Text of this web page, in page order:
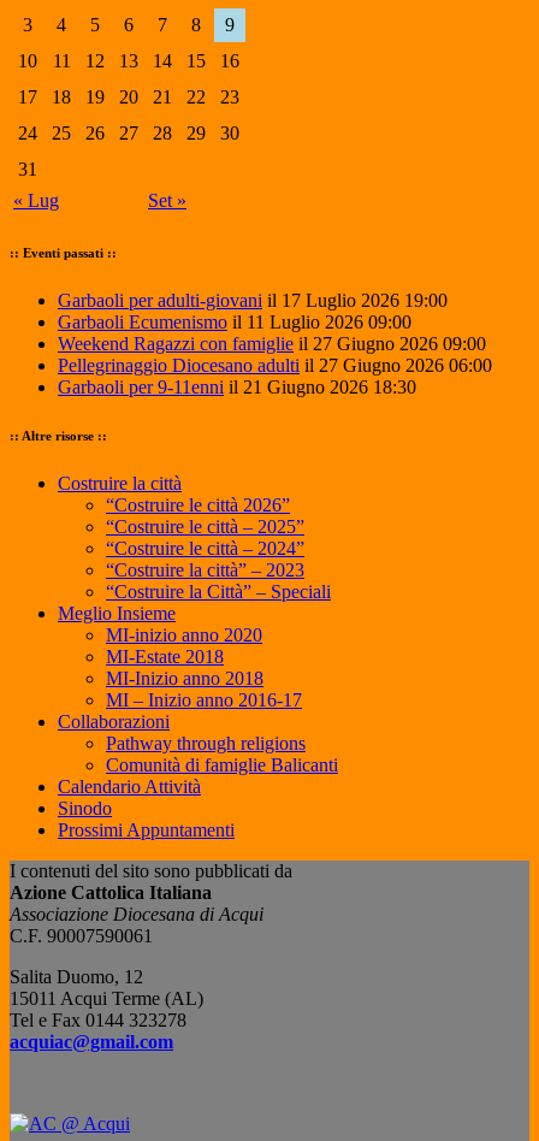
3
4 5 6 7 8
9
10
11 12 13 14 15
16
17
18 19 20 21 22
23
24
25 26 27 28 29
30
31
« Lug
Set »
:: Eventi passati ::
Garbaoli per adulti-giovani il 17 Luglio 2026 19:00
Garbaoli Ecumenismo il 11 Luglio 2026 09:00
Weekend Ragazzi con famiglie il 27 Giugno 2026 09:00
Pellegrinaggio Diocesano adulti il 27 Giugno 2026 06:00
Garbaoli per 9-11enni il 21 Giugno 2026 18:30
:: Altre risorse ::
Costruire la città
“Costruire le città 2026”
“Costruire le città – 2025”
“Costruire le città – 2024”
“Costruire la città” – 2023
“Costruire la Città” – Speciali
Meglio Insieme
MI-inizio anno 2020
MI-Estate 2018
MI-Inizio anno 2018
MI – Inizio anno 2016-17
Collaborazioni
Pathway through religions
Comunità di famiglie Balicanti
Calendario Attività
Sinodo
Prossimi Appuntamenti
I contenuti del sito sono pubblicati da
Azione Cattolica Italiana
Associazione Diocesana di Acqui
C.F. 90007590061
Salita Duomo, 12
15011 Acqui Terme (AL)
Tel e Fax 0144 323278
acquiac@gmail.com